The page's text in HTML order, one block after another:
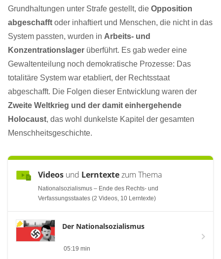
Grundhaltungen unter Strafe gestellt, die Opposition
abgeschafft oder inhaftiert und Menschen, die nicht in das
System passten, wurden in Arbeits- und
Konzentrationslager überführt. Es gab weder eine
Gewaltenteilung noch demokratische Prozesse: Das
totalitäre System war etabliert, der Rechtsstaat
abgeschafft. Die Folgen dieser Entwicklung waren der
Zweite Weltkrieg und der damit einhergehende
Holocaust, das wohl dunkelste Kapitel der gesamten
Menschheitsgeschichte.
Videos und Lerntextezum Thema
Nationalsozialismus – Ende des Rechts- und
Verfassungsstaates (2 Videos, 10 Lerntexte)
Der Nationalsozialismus
05:19 min